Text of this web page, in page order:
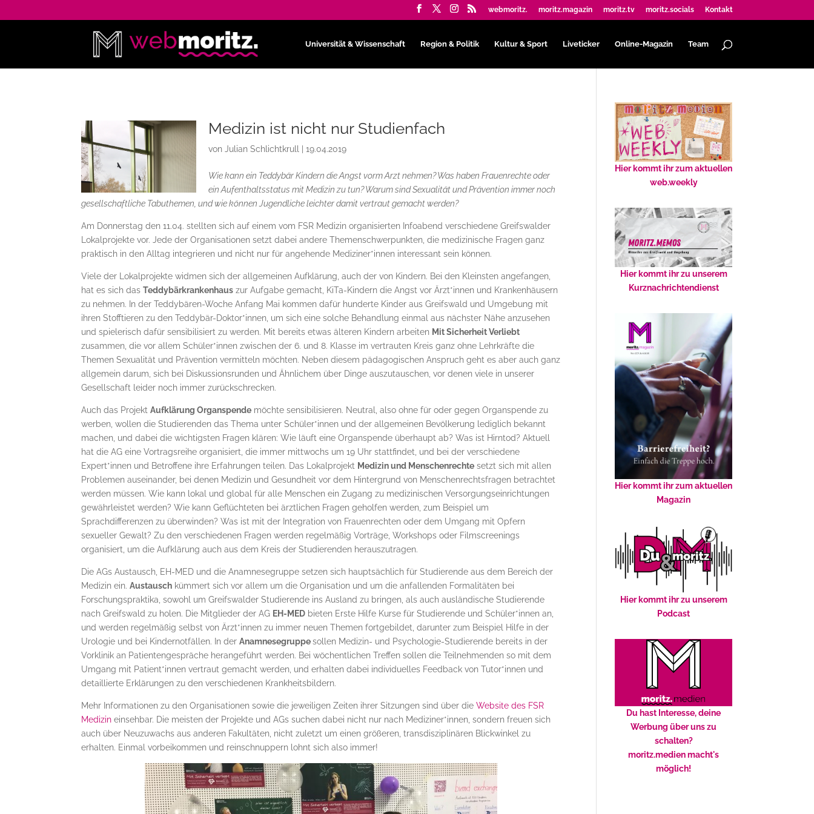
webmoritz. moritz.magazin moritz.tv moritz.socials Kontakt
Universität & Wissenschaft Region & Politik Kultur & Sport Liveticker Online-Magazin Team
Medizin ist nicht nur Studienfach
vonJulian Schlichtkrull |19.04.2019
Wie kann ein Teddybär Kindern die Angst vorm Arzt nehmen? Was haben Frauenrechte oder
ein Aufenthaltsstatus mit Medizin zu tun? Warum sind Sexualität und Prävention immer noch
gesellschaftliche Tabuthemen, und wie können Jugendliche leichter damit vertraut gemacht werden?
Am Donnerstag den 11.04. stellten sich auf einem vom FSR Medizin organisierten Infoabend verschiedene Greifswalder
Lokalprojekte vor. Jede der Organisationen setzt dabei andere Themenschwerpunkten, die medizinische Fragen ganz
praktisch in den Alltag integrieren und nicht nur für angehende Mediziner*innen interessant sein können.
Viele der Lokalprojekte widmen sich der allgemeinen Aufklärung, auch der von Kindern. Bei den Kleinsten angefangen,
hat es sich dasTeddybärkrankenhaus zur Aufgabe gemacht, KiTa-Kindern die Angst vor Ärzt*innen und Krankenhäusern
zu nehmen. In der Teddybären-Woche Anfang Mai kommen dafür hunderte Kinder aus Greifswald und Umgebung mit
ihren Stofftieren zu den Teddybär-Doktor*innen, um sich eine solche Behandlung einmal aus nächster Nähe anzusehen
und spielerisch dafür sensibilisiert zu werden. Mit bereits etwas älteren Kindern arbeiten Mit Sicherheit Verliebt
zusammen, die vor allem Schüler*innen zwischen der 6. und 8. Klasse im vertrauten Kreis ganz ohne Lehrkräfte die
Themen Sexualität und Prävention vermitteln möchten. Neben diesem pädagogischen Anspruch geht es aber auch ganz
allgemein darum, sich bei Diskussionsrunden und Ähnlichem über Dinge auszutauschen, vor denen viele in unserer
Gesellschaft leider noch immer zurückschrecken.
Auch das ProjektAufklärung Organspende möchte sensibilisieren. Neutral, also ohne für oder gegen Organspende zu
werben, wollen die Studierenden das Thema unter Schüler*innen und der allgemeinen Bevölkerung lediglich bekannt
machen, und dabei die wichtigsten Fragen klären: Wie läuft eine Organspende überhaupt ab? Was ist Hirntod? Aktuell
hat die AG eine Vortragsreihe organisiert, die immer mittwochs um 19 Uhr stattfindet, und bei der verschiedene
Expert*innen und Betroffene ihre Erfahrungen teilen. Das Lokalprojekt Medizin und Menschenrechte setzt sich mit allen
Problemen auseinander, bei denen Medizin und Gesundheit vor dem Hintergrund von Menschenrechtsfragen betrachtet
werden müssen. Wie kann lokal und global für alle Menschen ein Zugang zu medizinischen Versorgungseinrichtungen
gewährleistet werden? Wie kann Geflüchteten bei ärztlichen Fragen geholfen werden, zum Beispiel um
Sprachdifferenzen zu überwinden? Was ist mit der Integration von Frauenrechten oder dem Umgang mit Opfern
sexueller Gewalt? Zu den verschiedenen Fragen werden regelmäßig Vorträge, Workshops oder Filmscreenings
organisiert, um die Aufklärung auch aus dem Kreis der Studierenden herauszutragen.
Die AGs Austausch, EH-MED und die Anamnesegruppe setzen sich hauptsächlich für Studierende aus dem Bereich der
Medizin ein.Austausch kümmert sich vor allem um die Organisation und um die anfallenden Formalitäten bei
Forschungspraktika, sowohl um Greifswalder Studierende ins Ausland zu bringen, als auch ausländische Studierende
nach Greifswald zu holen. Die Mitglieder der AG EH-MED bieten Erste Hilfe Kurse für Studierende und Schüler*innen an,
und werden regelmäßig selbst von Ärzt*innen zu immer neuen Themen fortgebildet, darunter zum Beispiel Hilfe in der
Urologie und bei Kindernotfällen. In derAnamnesegruppesollen Medizin- und Psychologie-Studierende bereits in der
Vorklinik an Patientengespräche herangeführt werden. Bei wöchentlichen Treffen sollen die Teilnehmenden so mit dem
Umgang mit Patient*innen vertraut gemacht werden, und erhalten dabei individuelles Feedback von Tutor*innen und
detaillierte Erklärungen zu den verschiedenen Krankheitsbildern.
Mehr Informationen zu den Organisationen sowie die jeweiligen Zeiten ihrer Sitzungen sind über dieWebsite des FSR
Medizin einsehbar. Die meisten der Projekte und AGs suchen dabei nicht nur nach Mediziner*innen, sondern freuen sich
auch über Neuzuwachs aus anderen Fakultäten, nicht zuletzt um einen größeren, transdisziplinären Blickwinkel zu
erhalten. Einmal vorbeikommen und reinschnuppern lohnt sich also immer!
Hier kommt ihr zum aktuellen
web.weekly
Hier kommt ihr zu unserem
Kurznachrichtendienst
Hier kommt ihr zum aktuellen
Magazin
Hier kommt ihr zu unserem
Podcast
Du hast Interesse, deine
Werbung über uns zu
schalten?
moritz.medien macht's
möglich!